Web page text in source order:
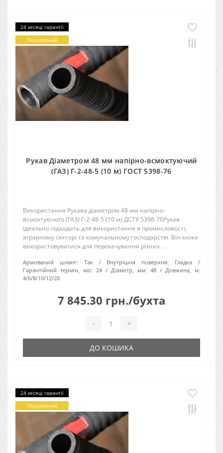
24 місяці гарантії
Популярний
Рукав Діаметром 48 мм напірно-всмоктуючий
(ГАЗ) Г-2-48-5 (10 м) ГОСТ 5398-76
Використання Рукава діаметром 48 мм напірно-
всмоктуючого (ГАЗ) Г-2-48-5 (10 м) ДСТУ 5398-76Рукав
ідеально підходить для використання в промисловості,
аграрному секторі та комунальному господарстві. Він може
використовуватися для перекачування різних ..
Армований шланг: Так Внутрішня поверхня:
Гладка
Гарантійний термін, міс: 24 Діаметр, мм: 48
Довжина, м:
4/6/8/10/12/20
7 845.30 грн./бухта
- +
ДО КОШИКА
24 місяці гарантії
Популярний